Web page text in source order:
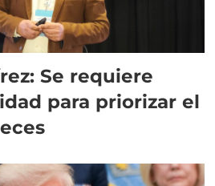
Se requiere
para priorizar el